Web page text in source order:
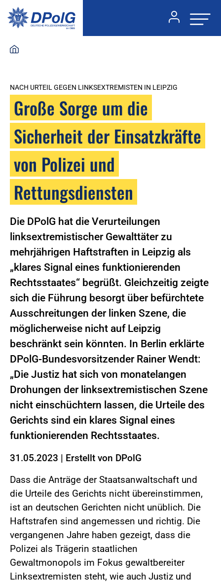
NACH URTEIL GEGEN LINKSEXTREMISTEN IN LEIPZIG
Große Sorge um die
Sicherheit der Einsatzkräfte
von Polizei und
Rettungsdiensten
Die DPolG hat die Verurteilungen
linksextremistischer Gewalttäter zu
mehrjährigen Haftstraften in Leipzig als
„klares Signal eines funktionierenden
Rechtsstaates“ begrüßt. Gleichzeitig zeigte
sich die Führung besorgt über befürchtete
Ausschreitungen der linken Szene, die
möglicherweise nicht auf Leipzig
beschränkt sein könnten. In Berlin erklärte
DPolG-Bundesvorsitzender Rainer Wendt:
„Die Justiz hat sich von monatelangen
Drohungen der linksextremistischen Szene
nicht einschüchtern lassen, die Urteile des
Gerichts sind ein klares Signal eines
funktionierenden Rechtsstaates.
31.05.2023 | Erstellt von DPolG
Dass die Anträge der Staatsanwaltschaft und
die Urteile des Gerichts nicht übereinstimmen,
ist an deutschen Gerichten nicht unüblich. Die
Haftstrafen sind angemessen und richtig. Die
vergangenen Jahre haben gezeigt, dass die
Polizei als Trägerin staatlichen
Gewaltmonopols im Fokus gewaltbereiter
Linksextremisten steht, wie auch Justiz und